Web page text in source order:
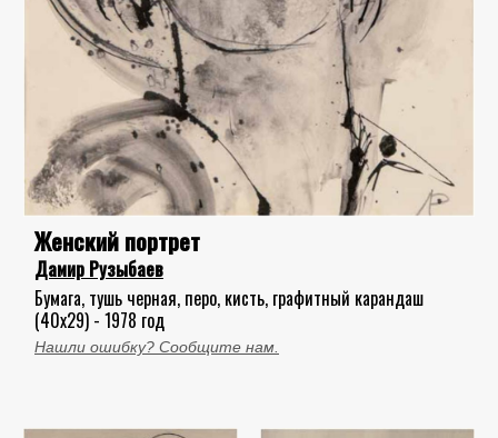
Женский портрет
Дамир Рузыбаев
Бумага, тушь черная, перо, кисть, графитный карандаш
(40x29) - 1978 год
Нашли ошибку? Сообщите нам.